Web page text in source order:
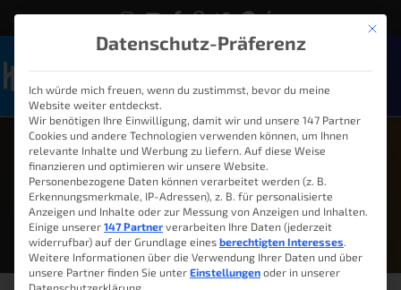
Februar 20, 2021
Mit
Datenschutz-Präferenz
Ich würde mich freuen, wenn du zustimmst, bevor du meine
Website weiter entdeckst.
Wir benötigen Ihre Einwilligung, damit wir und unsere 147 Partner
Cookies und andere Technologien verwenden können, um Ihnen
relevante Inhalte und Werbung zu liefern. Auf diese Weise
finanzieren und optimieren wir unsere Website.
Personenbezogene Daten können verarbeitet werden (z. B.
Erkennungsmerkmale, IP-Adressen), z. B. für personalisierte
Anzeigen und Inhalte oder zur Messung von Anzeigen und Inhalten.
Einige unserer 147 Partner verarbeiten Ihre Daten (jederzeit
widerrufbar) auf der Grundlage eines berechtigten Interesses.
Weitere Informationen über die Verwendung Ihrer Daten und über
unsere Partner finden Sie unter Einstellungen oder in unserer
Datenschutzerklärung.